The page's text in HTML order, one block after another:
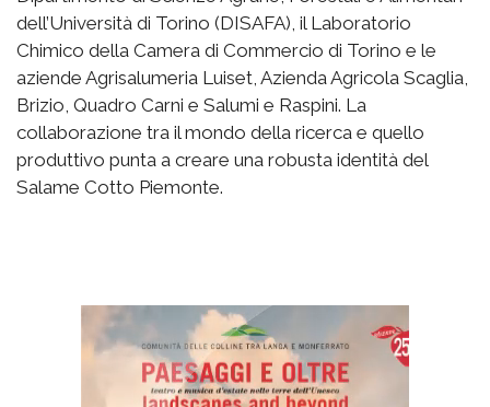
dell’Università di Torino (DISAFA), il Laboratorio
Chimico della Camera di Commercio di Torino e le
aziende Agrisalumeria Luiset, Azienda Agricola Scaglia,
Brizio, Quadro Carni e Salumi e Raspini. La
collaborazione tra il mondo della ricerca e quello
produttivo punta a creare una robusta identità del
Salame Cotto Piemonte.